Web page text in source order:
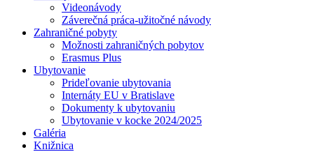
Videonávody
Záverečná práca-užitočné návody
Zahraničné pobyty
Možnosti zahraničných pobytov
Erasmus Plus
Ubytovanie
Prideľovanie ubytovania
Internáty EU v Bratislave
Dokumenty k ubytovaniu
Ubytovanie v kocke 2024/2025
Galéria
Knižnica